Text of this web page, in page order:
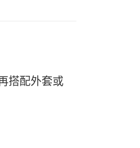
搭配外套或